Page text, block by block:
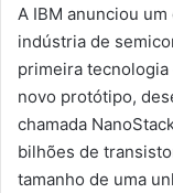
A IBM anunciou
indústria de
primeira tecnologia
novo protótipo,
chamada
bilhões de
tamanho de uma